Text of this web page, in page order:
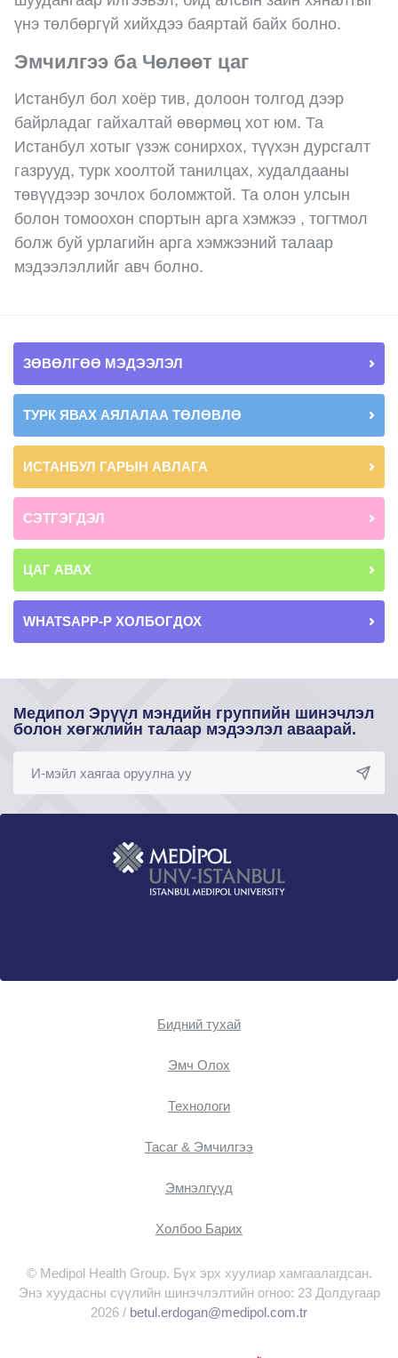
үнэ төлбөргүй хийхдээ баяртай байх болно.
Эмчилгээ ба Чөлөөт цаг
Истанбул бол хоёр тив, долоон толгод дээр
байрладаг гайхалтай өвөрмөц хот юм. Та
Истанбул хотыг үзэж сонирхох, түүхэн дурсгалт
газрууд, турк хоолтой танилцах, худалдааны
төвүүдээр зочлох боломжтой. Та олон улсын
болон томоохон спортын арга хэмжээ , тогтмол
болж буй урлагийн арга хэмжээний талаар
мэдээлэллийг авч болно.
ЗӨВӨЛГӨӨ МЭДЭЭЛЭЛ
ТУРК ЯВАХ АЯЛАЛАА ТӨЛӨВЛӨ
ИСТАНБУЛ ГАРЫН АВЛАГА
СЭТГЭГДЭЛ
ЦАГ АВАХ
WHATSAPP-Р ХОЛБОГДОХ
Медипол Эрүүл мэндийн группийн шинэчлэл
болон хөгжлийн талаар мэдээлэл аваарай.
Бидний тухай
Эмч Oлох
Технологи
Тасаг & Эмчилгээ
Эмнэлгүүд
Холбоо Барих
© Medipol Health Group. Бүх эрх хуулиар хамгаалагдсан.
Энэ хуудасны сүүлийн шинэчлэлтийн огноо: 23 Долдугаар
2026 / betul.erdogan@medipol.com.tr